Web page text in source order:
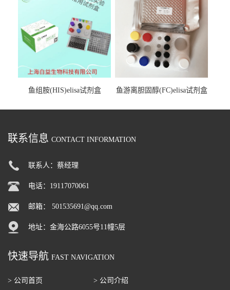
鱼组胺(HIS)elisa试剂盒 鱼游离胆固醇(FC)elisa试剂盒
联系信息 CONTACT INFORMATION
联系人：蔡经理
电话：19117070061
邮箱： 501535691@qq.com
地址：金海公路6055号11幢5层
快速导航 FAST NAVIGATION
> 公司首页 > 公司介绍